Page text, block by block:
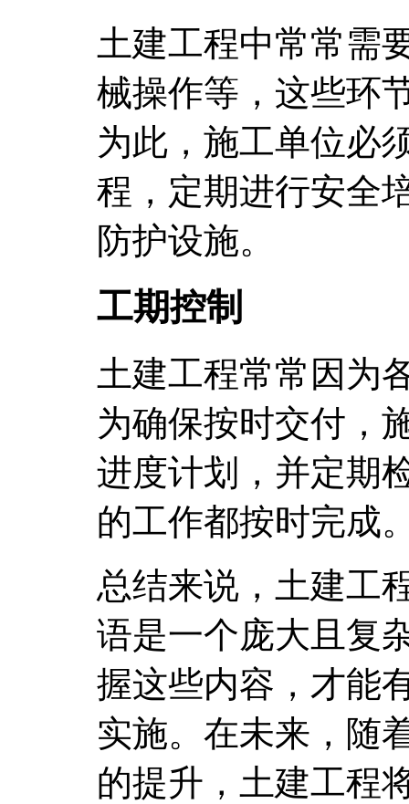
土建工程中常常需
械操作等，这些环
为此，施工单位必
程，定期进行安全
防护设施。
工期控制
土建工程常常因为
为确保按时交付，
进度计划，并定期
的工作都按时完成
总结来说，土建工
语是一个庞大且复
握这些内容，才能
实施。在未来，随
的提升，土建工程